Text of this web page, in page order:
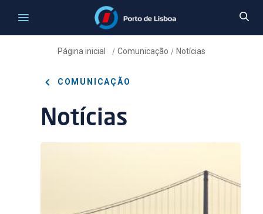
Página inicial / Comunicação / Notícias
COMUNICAÇÃO
Notícias